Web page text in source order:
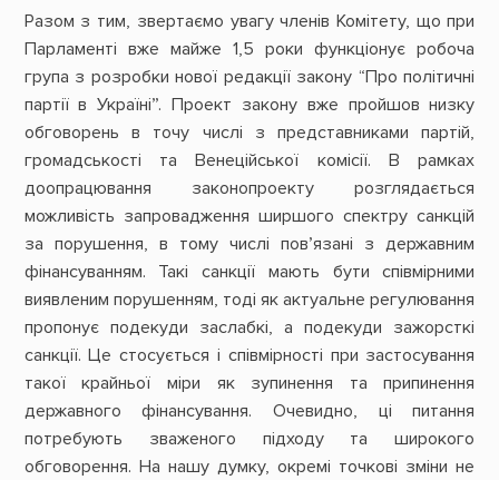
Разом з тим, звертаємо увагу членів Комітету, що при
Парламенті вже майже 1,5 роки функціонує робоча
група з розробки нової редакції закону “Про політичні
партії в Україні”. Проект закону вже пройшов низку
обговорень в точу числі з представниками партій,
громадськості та Венеційської комісії. В рамках
доопрацювання законопроекту розглядається
можливість запровадження ширшого спектру санкцій
за порушення, в тому числі пов’язані з державним
фінансуванням. Такі санкції мають бути співмірними
виявленим порушенням, тоді як актуальне регулювання
пропонує подекуди заслабкі, а подекуди зажорсткі
санкції. Це стосується і співмірності при застосування
такої крайньої міри як зупинення та припинення
державного фінансування. Очевидно, ці питання
потребують зваженого підходу та широкого
обговорення. На нашу думку, окремі точкові зміни не